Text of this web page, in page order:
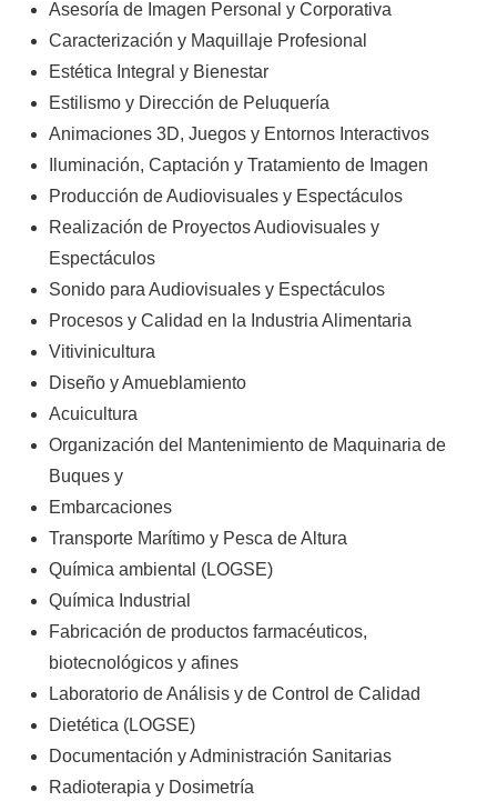
Asesoría de Imagen Personal y Corporativa
Caracterización y Maquillaje Profesional
Estética Integral y Bienestar
Estilismo y Dirección de Peluquería
Animaciones 3D, Juegos y Entornos Interactivos
Iluminación, Captación y Tratamiento de Imagen
Producción de Audiovisuales y Espectáculos
Realización de Proyectos Audiovisuales y
Espectáculos
Sonido para Audiovisuales y Espectáculos
Procesos y Calidad en la Industria Alimentaria
Vitivinicultura
Diseño y Amueblamiento
Acuicultura
Organización del Mantenimiento de Maquinaria de
Buques y
Embarcaciones
Transporte Marítimo y Pesca de Altura
Química ambiental (LOGSE)
Química Industrial
Fabricación de productos farmacéuticos,
biotecnológicos y afines
Laboratorio de Análisis y de Control de Calidad
Dietética (LOGSE)
Documentación y Administración Sanitarias
Radioterapia y Dosimetría